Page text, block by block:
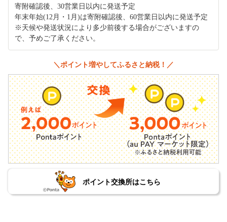
寄附確認後、30営業日以内に発送予定
年末年始(12月・1月)は寄附確認後、60営業日以内に発送予定
※天候や発送状況により多少前後する場合がございますの
で、予めご了承ください。
＼ポイント増やしてふるさと納税！／
ポイント交換所はこちら